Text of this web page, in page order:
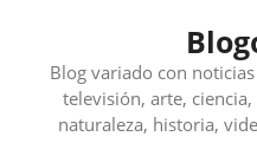
contenidoBlog variado con
televisión, arte,
naturaleza, historia,